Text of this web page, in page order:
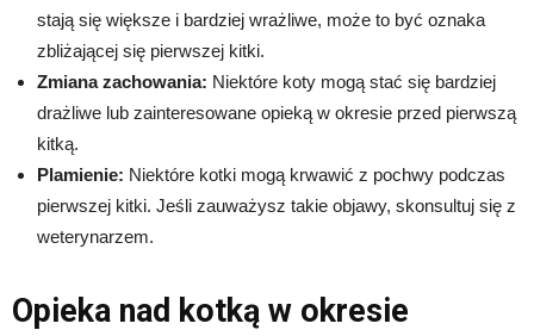
stają się większe i bardziej wrażliwe, może to być oznaka
zbliżającej się pierwszej kitki.
Zmiana zachowania: Niektóre koty mogą stać się bardziej
drażliwe lub zainteresowane opieką w okresie przed pierwszą
kitką.
Plamienie: Niektóre kotki mogą krwawić z pochwy podczas
pierwszej kitki. Jeśli zauważysz takie objawy, skonsultuj się z
weterynarzem.
Opieka nad kotką w okresie